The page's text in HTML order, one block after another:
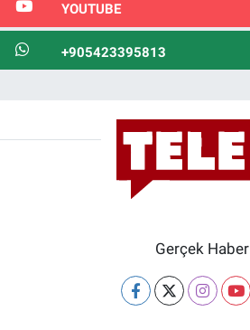
YOUTUBE
+905423395813
Gerçek Haber